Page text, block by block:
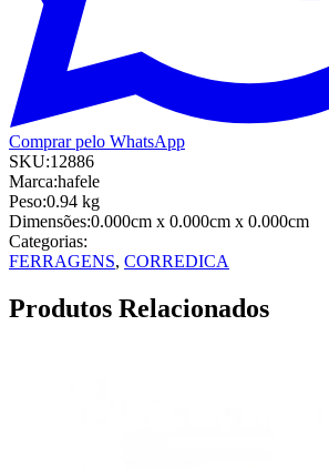
Comprar pelo WhatsApp
SKU:12886
Marca:hafele
Peso:0.94 kg
Dimensões:0.000cm x 0.000cm x 0.000cm
Categorias:
FERRAGENS, CORREDICA
Produtos Relacionados